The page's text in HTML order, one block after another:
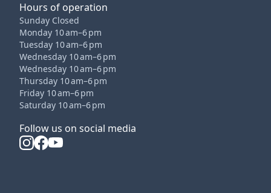
Hours of operation
Sunday Closed
Monday 10 am–6 pm
Tuesday 10 am–6 pm
Wednesday 10 am–6 pm
Wednesday 10 am–6 pm
Thursday 10 am–6 pm
Friday 10 am–6 pm
Saturday 10 am–6 pm
Follow us on social media